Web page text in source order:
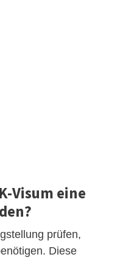
Visum eine
prüfen,
Diese